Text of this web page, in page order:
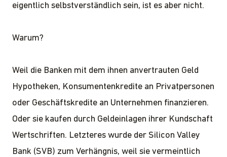
eigentlich selbstverständlich sein, ist es aber nicht.
Warum?
Weil die Banken mit dem ihnen anvertrauten Geld
Hypotheken, Konsumentenkredite an Privatpersonen
oder Geschäftskredite an Unternehmen finanzieren.
Oder sie kaufen durch Geldeinlagen ihrer Kundschaft
Wertschriften. Letzteres wurde der Silicon Valley
Bank (SVB) zum Verhängnis, weil sie vermeintlich